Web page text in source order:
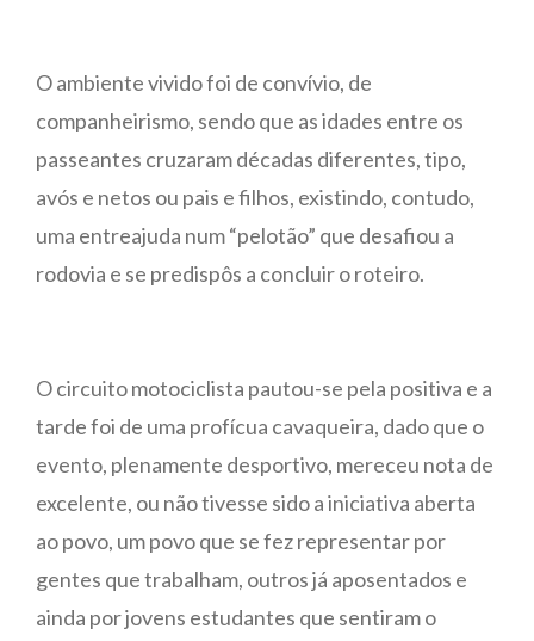
O ambiente vivido foi de convívio, de
companheirismo, sendo que as idades entre os
passeantes cruzaram décadas diferentes, tipo,
avós e netos ou pais e filhos, existindo, contudo,
uma entreajuda num “pelotão” que desafiou a
rodovia e se predispôs a concluir o roteiro.
O circuito motociclista pautou-se pela positiva e a
tarde foi de uma profícua cavaqueira, dado que o
evento, plenamente desportivo, mereceu nota de
excelente, ou não tivesse sido a iniciativa aberta
ao povo, um povo que se fez representar por
gentes que trabalham, outros já aposentados e
ainda por jovens estudantes que sentiram o